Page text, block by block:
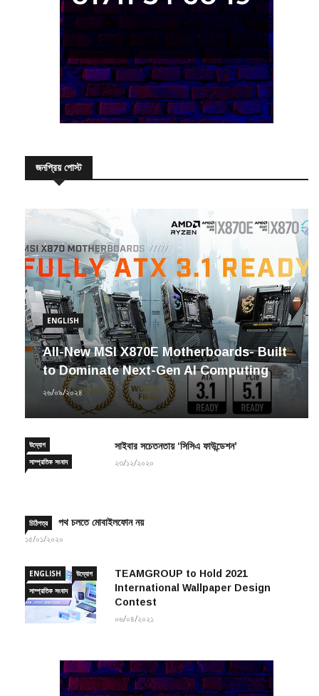
জনপ্রিয় পোস্ট
ENGLISH
All-New MSI X870E Motherboards- Built
to Dominate Next-Gen AI Computing
২৬/০৯/২০২৪
উদ্যোগ
সাম্প্রতিক সংবাদ
সাইবার সচেতনতায় ‘সিসিএ ফাউন্ডেশন’
২৩/১২/২০২০
চিঠিপত্র পথ চলতে মোবাইলফোন নয়
১৫/০১/২০২০
ENGLISH
উদ্যোগ
সাম্প্রতিক সংবাদ
TEAMGROUP to Hold 2021
International Wallpaper Design
Contest
০৬/০৪/২০২১